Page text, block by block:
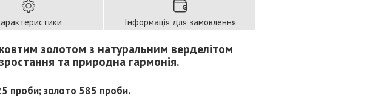
Інформація для замовлення
золотом з натуральним верделітом
та природна гармонія.
проби; золото 585 проби.